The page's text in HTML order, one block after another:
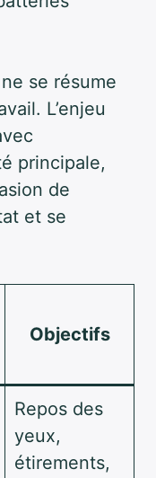
se résume
L’enjeu
principale,
de
et se
Objectifs
Repos des
yeux,
étirements,